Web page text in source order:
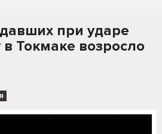
при ударе
Токмаке возросло